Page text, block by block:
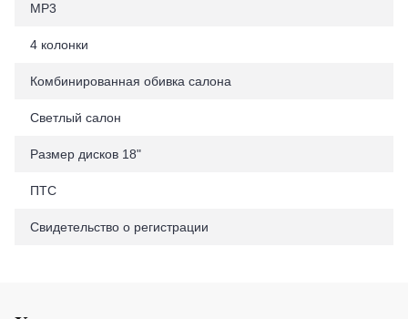
MP3
4 колонки
Комбинированная обивка салона
Светлый салон
Размер дисков 18"
ПТС
Свидетельство о регистрации